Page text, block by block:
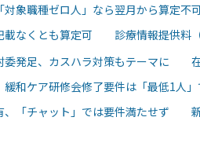
対象職種ゼロ人」なら翌月から算定不
載なくとも算定可 診療情報提供料
委発足、カスハラ対策もテーマに
緩和ケア研修会修了要件は「最低1人」
、「チャット」では要件満たせず